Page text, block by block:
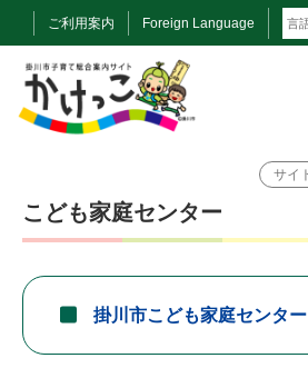
ご利用案内 Foreign Language
こども家庭センター
掛川市こども家庭センター